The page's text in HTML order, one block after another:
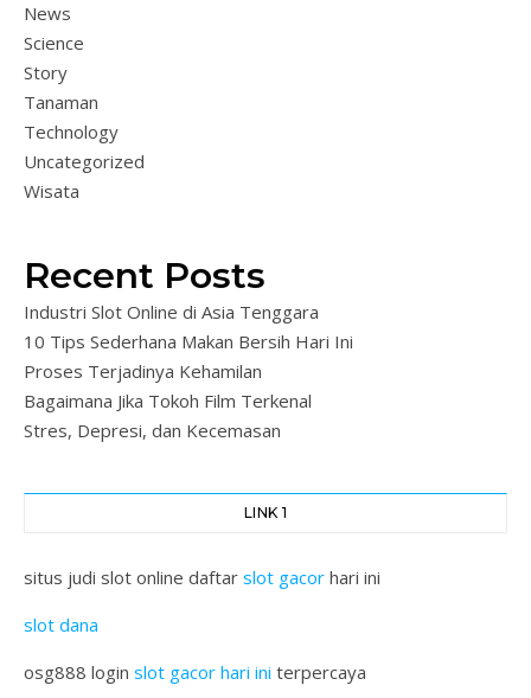
News
Science
Story
Tanaman
Technology
Uncategorized
Wisata
Recent Posts
Industri Slot Online di Asia Tenggara
10 Tips Sederhana Makan Bersih Hari Ini
Proses Terjadinya Kehamilan
Bagaimana Jika Tokoh Film Terkenal
Stres, Depresi, dan Kecemasan
LINK 1
situs judi slot online daftar slot gacor hari ini
slot dana
osg888 login slot gacor hari ini terpercaya